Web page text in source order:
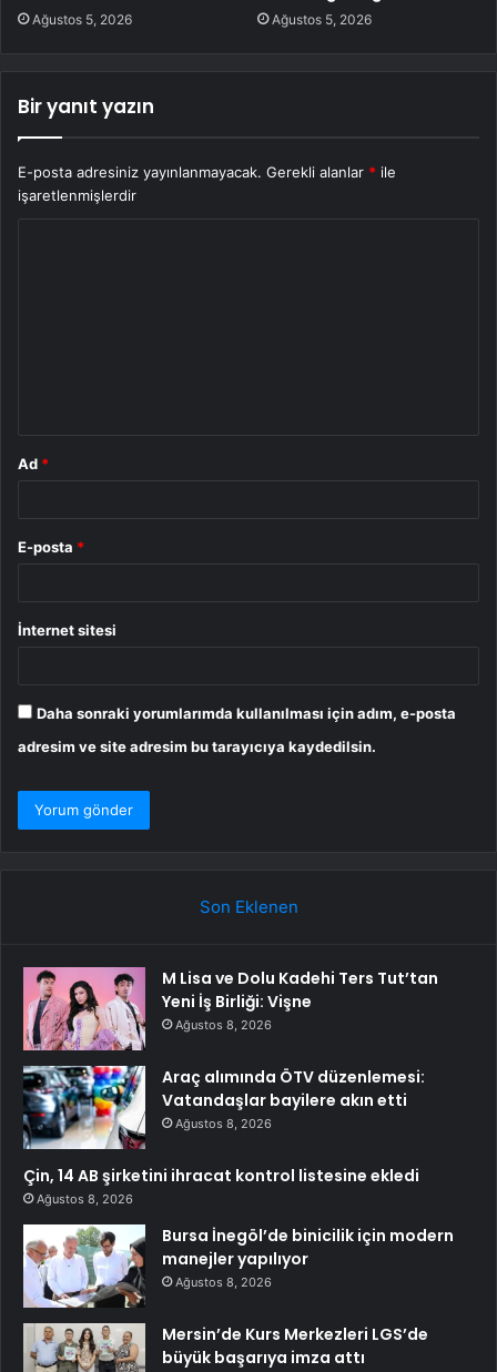
Ağustos 5, 2026 Ağustos 5, 2026
Bir yanıt yazın
E-posta adresiniz yayınlanmayacak. Gerekli alanlar * ile
işaretlenmişlerdir
Ad *
E-posta *
İnternet sitesi
Daha sonraki yorumlarımda kullanılması için adım, e-posta
adresim ve site adresim bu tarayıcıya kaydedilsin.
Son Eklenen
M Lisa ve Dolu Kadehi Ters Tut’tan
Yeni İş Birliği: Vişne
Ağustos 8, 2026
Araç alımında ÖTV düzenlemesi:
Vatandaşlar bayilere akın etti
Ağustos 8, 2026
Çin, 14 AB şirketini ihracat kontrol listesine ekledi
Ağustos 8, 2026
Bursa İnegöl’de binicilik için modern
manejler yapılıyor
Ağustos 8, 2026
Mersin’de Kurs Merkezleri LGS’de
büyük başarıya imza attı